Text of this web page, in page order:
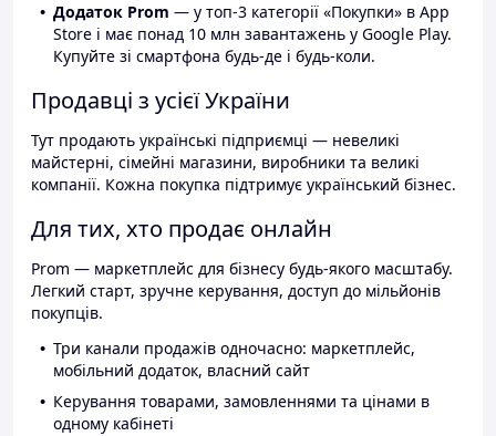
Додаток Prom — у топ-3 категорії «Покупки» в App
Store і має понад 10 млн завантажень у Google Play.
Купуйте зі смартфона будь-де і будь-коли.
Продавці з усієї України
Тут продають українські підприємці — невеликі
майстерні, сімейні магазини, виробники та великі
компанії. Кожна покупка підтримує український бізнес.
Для тих, хто продає онлайн
Prom — маркетплейс для бізнесу будь-якого масштабу.
Легкий старт, зручне керування, доступ до мільйонів
покупців.
Три канали продажів одночасно: маркетплейс,
мобільний додаток, власний сайт
Керування товарами, замовленнями та цінами в
одному кабінеті